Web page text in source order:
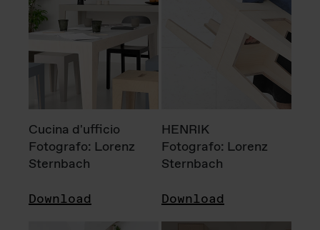
Cucina d'ufficio
Fotografo: Lorenz
Sternbach
Download
HENRIK
Fotografo: Lorenz
Sternbach
Download